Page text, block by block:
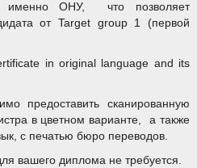
именно ОНУ, что позволяет
от Target group 1 (первой
in original language and its
предоставить сканированную
в цветном варианте, а также
с печатью бюро переводов.
вашего диплома не требуется.